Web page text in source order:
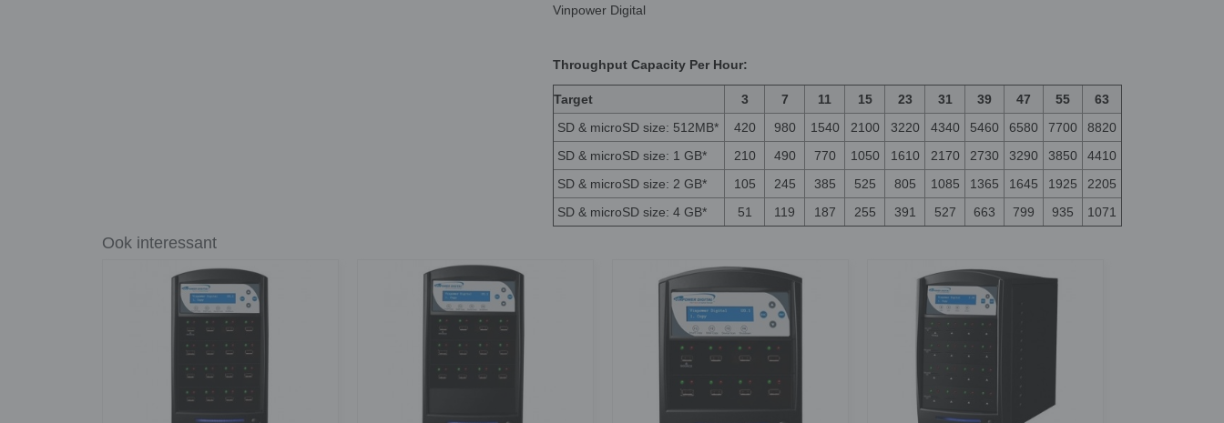
Vinpower Digital
Throughput Capacity Per Hour:
Target 3 7 11 15 23 31 39 47 55
63
SD & microSD size: 512MB*
420 980 1540 2100 3220 4340 5460 6580 7700
8820
SD & microSD size: 1 GB*
210 490 770 1050 1610 2170 2730 3290 3850
4410
SD & microSD size: 2 GB*
105 245 385 525 805 1085 1365 1645 1925
2205
SD & microSD size: 4 GB*
51 119 187 255 391 527 663 799 935 1071
Ook interessant